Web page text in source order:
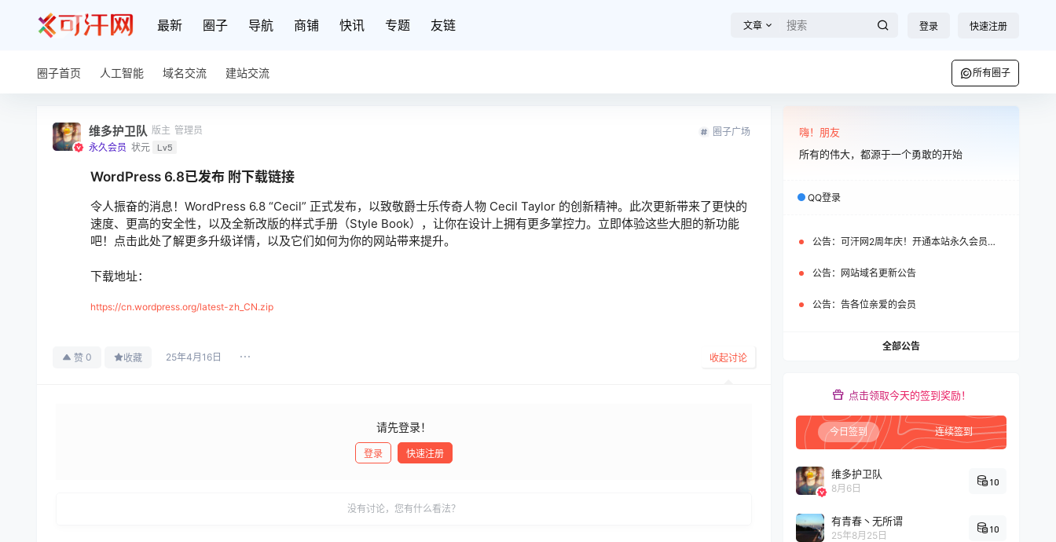
最新 圈子 导航 商铺 快讯 专题 友链 文章 登录 快速注册
圈子首页 人工智能 域名交流 建站交流 所有圈子
维多护卫队 版主 管理员
永久会员 状元 Lv5
圈子广场
WordPress 6.8已发布 附下载链接
令人振奋的消息！WordPress 6.8 “Cecil” 正式发布，以致敬爵士乐传奇人物 Cecil Taylor 的创新精神。此次更新带来了更快的
速度、更高的安全性，以及全新改版的样式手册（Style Book），让你在设计上拥有更多掌控力。立即体验这些大胆的新功能
吧！点击此处了解更多升级详情，以及它们如何为你的网站带来提升。
下载地址：
https://cn.wordpress.org/latest-zh_CN.zip
赞 0 收藏 25年4月16日 收起讨论
请先登录！
登录 快速注册
没有讨论，您有什么看法？
嗨！朋友
所有的伟大，都源于一个勇敢的开始
QQ登录
公告： 可汗网2周年庆！开通本站永久会员即可免费获赠WP之家永久会员
公告： 网站域名更新公告
公告： 告各位亲爱的会员
全部公告
点击领取今天的签到奖励！
今日签到 连续签到
维多护卫队
8月6日
10
有青春丶无所谓
25年8月25日
10